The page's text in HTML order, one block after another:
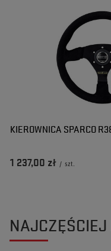
KIEROWNICA SPARCO
1 237,00 zł / szt.
NAJCZĘŚCIEJ